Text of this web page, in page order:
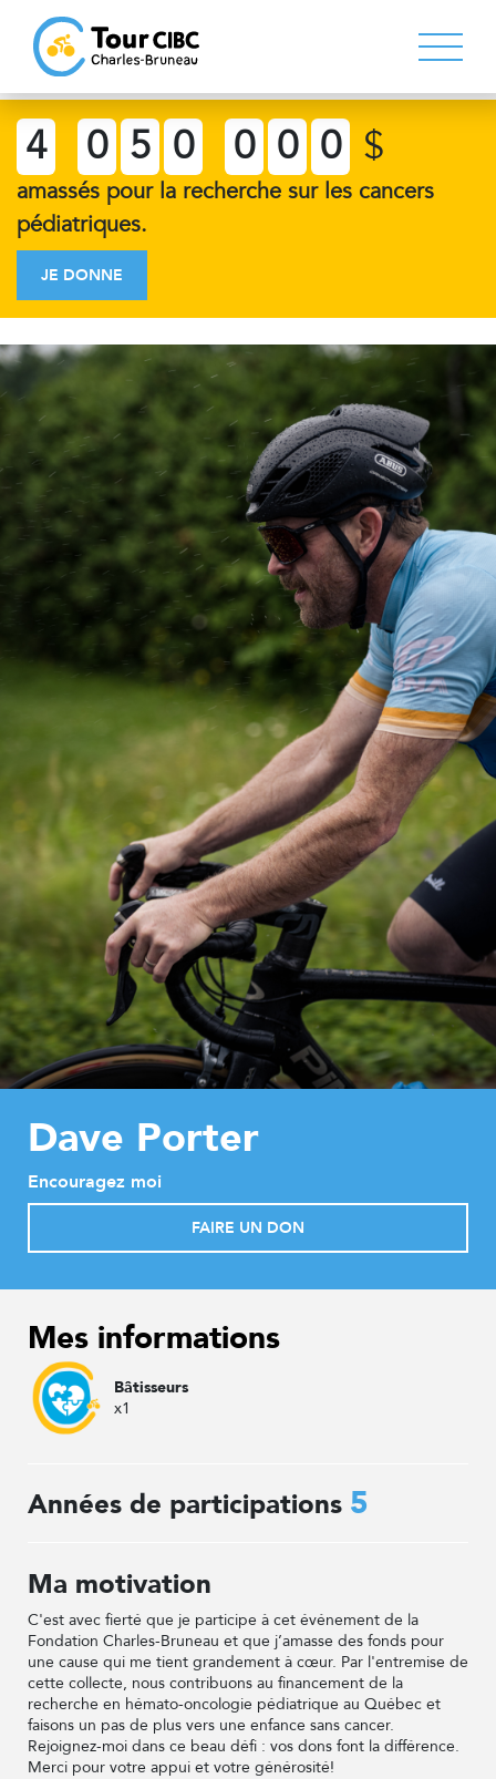
4 0 5 0 0 0 0 $
amassés pour la recherche sur les cancers
pédiatriques.
JE DONNE
Dave Porter
Encouragez moi
FAIRE UN DON
Mes informations
Bâtisseurs
x1
Années de participations 5
Ma motivation
C'est avec fierté que je participe à cet événement de la
Fondation Charles-Bruneau et que j’amasse des fonds pour
une cause qui me tient grandement à cœur. Par l'entremise de
cette collecte, nous contribuons au financement de la
recherche en hémato-oncologie pédiatrique au Québec et
faisons un pas de plus vers une enfance sans cancer.
Rejoignez-moi dans ce beau défi : vos dons font la différence.
Merci pour votre appui et votre générosité!